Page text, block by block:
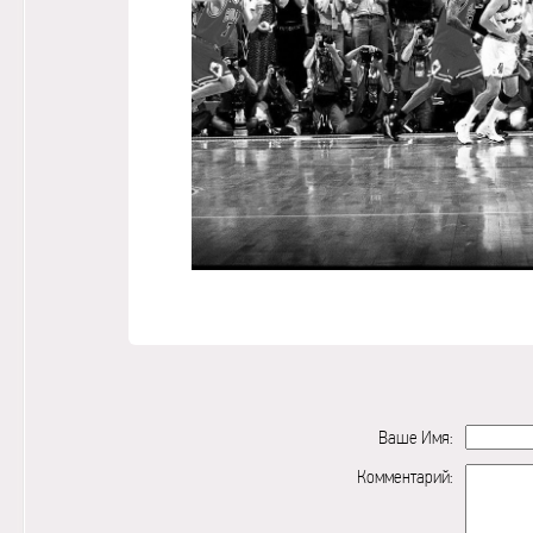
Ваше Имя:
Комментарий: